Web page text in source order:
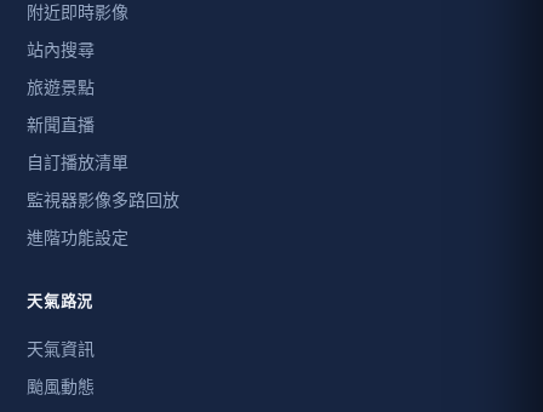
附近即時影像
站內搜尋
旅遊景點
新聞直播
自訂播放清單
監視器影像多路回放
進階功能設定
天氣路況
天氣資訊
颱風動態